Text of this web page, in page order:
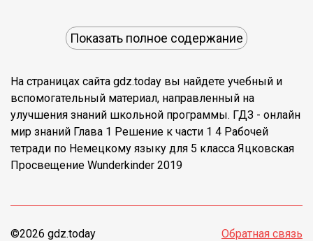
Показать полное содержание
На страницах сайта gdz.today вы найдете учебный и
вспомогательный материал, направленный на
улучшения знаний школьной программы. ГДЗ - онлайн
мир знаний Глава 1 Решение к части 1 4 Рабочей
тетради по Немецкому языку для 5 класса Яцковская
Просвещение Wunderkinder 2019
©2026 gdz.today Обратная связь